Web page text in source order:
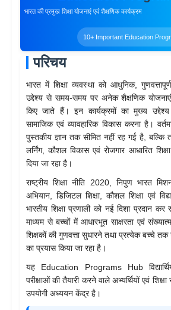
भारत की प्रमुख शिक्षा योजनाएं एवं शैक्षणिक कार्यक्रम
10+ Important Education
परिचय
भारत में शिक्षा व्यवस्था को आधुनिक,
उद्देश्य से समय-समय पर अनेक शैक्षणिक
किए जाते हैं। इन कार्यक्रमों का मुख्य उद्देश्य
सामाजिक एवं व्यावहारिक विकास करना है।
पुस्तकीय ज्ञान तक सीमित नहीं रह गई है, बल्कि
लर्निंग, कौशल विकास एवं रोजगार आधारित
दिया जा रहा है।
राष्ट्रीय शिक्षा नीति 2020, निपुण भारत
अभियान, डिजिटल शिक्षा, कौशल शिक्षा एवं
भारतीय शिक्षा प्रणाली को नई दिशा प्रदान
माध्यम से बच्चों में आधारभूत साक्षरता एवं
शिक्षकों की गुणवत्ता सुधारने तथा प्रत्येक बच्चे तक
का प्रयास किया जा रहा है।
यह Education Programs Hub
परीक्षाओं की तैयारी करने वाले अभ्यर्थियों एवं
उपयोगी अध्ययन केंद्र है।